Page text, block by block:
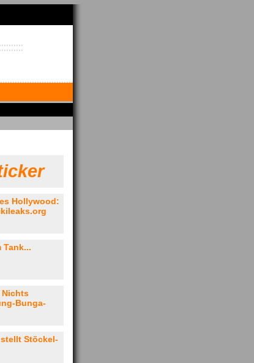
Hollywood:
Tank...
Nichts
Bunga-
Stöckel-